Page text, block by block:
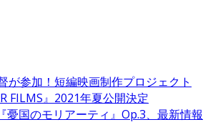
が参加！短編映画制作プロジェクト
FILMS』2021年夏公開決定
憂国のモリアーティ』Op.3、最新情報